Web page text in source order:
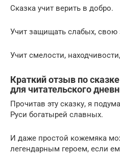
Сказка учит верить в добро.
Учит защищать слабых,
Учит смелости,
Краткий отзыв по
для читательского
Прочитав эту сказку, я
Руси богатырей славных.
И даже простой кожемяка
легендарным героем, если